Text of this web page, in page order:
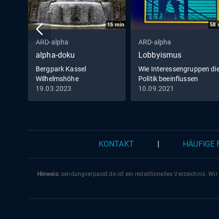
15min
ARD-alpha
alpha-doku
Bergpark Kassel
Wilhelmshöhe
(Deutschland) - Das Spiel
19.03.2023
58
ARD-alpha
Lobbyismus
Wie Interessengruppen
Politik beeinflussen
10.09.2021
KONTAKT HÄUFIGE
Hinweis:sendungverpasst.deist ein redaktionelles Verzeichnis. Wir